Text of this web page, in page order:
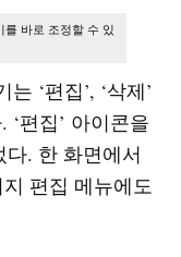
바로 조정할 수 있
‘편집’, ‘삭제’
편집’ 아이콘을
. 한 화면에서
편집 메뉴에도